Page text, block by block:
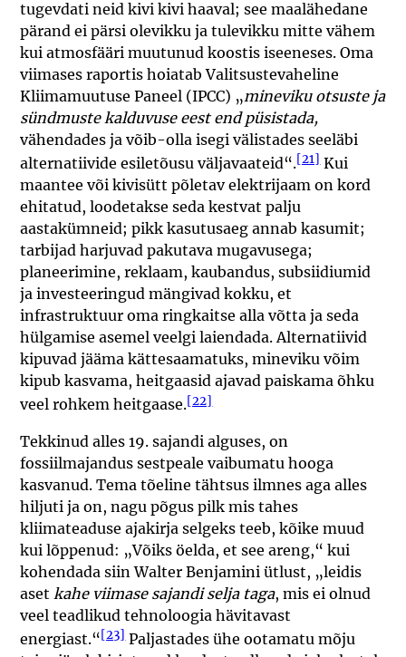
tugevdati neid kivi kivi haaval; see maalähedane
pärand ei pärsi olevikku ja tulevikku mitte vähem
kui atmosfääri muutunud koostis iseeneses. Oma
viimases raportis hoiatab Valitsustevaheline
Kliimamuutuse Paneel (IPCC) „mineviku otsuste ja
sündmuste kalduvuse eest end püsistada,
vähendades ja võib-olla isegi välistades seeläbi
alternatiivide esiletõusu väljavaateid“.[21]Kui
maantee või kivisütt põletav elektrijaam on kord
ehitatud, loodetakse seda kestvat palju
aastakümneid; pikk kasutusaeg annab kasumit;
tarbijad harjuvad pakutava mugavusega;
planeerimine, reklaam, kaubandus, subsiidiumid
ja investeeringud mängivad kokku, et
infrastruktuur oma ringkaitse alla võtta ja seda
hülgamise asemel veelgi laiendada. Alternatiivid
kipuvad jääma kättesaamatuks, mineviku võim
kipub kasvama, heitgaasid ajavad paiskama õhku
veel rohkem heitgaase.[22]
Tekkinud alles 19. sajandi alguses, on
fossiilmajandus sestpeale vaibumatu hooga
kasvanud. Tema tõeline tähtsus ilmnes aga alles
hiljuti ja on, nagu põgus pilk mis tahes
kliimateaduse ajakirja selgeks teeb, kõike muud
kui lõppenud: „Võiks öelda, et see areng,“ kui
kohendada siin Walter Benjamini ütlust, „leidis
aset kahe viimase sajandi selja taga, mis ei olnud
veel teadlikud tehnoloogia hävitavast
energiast.“[23]Paljastades ühe ootamatu mõju